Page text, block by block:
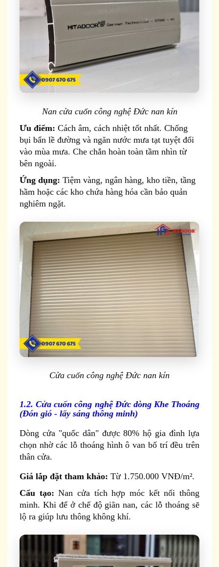
Nan cửa cuốn công nghệ Đức nan kín
Ưu điểm: Cách âm, cách nhiệt tốt nhất. Chống
bụi bẩn lề đường và ngăn nước mưa tạt tuyệt đối
vào mùa mưa. Che chắn hoàn toàn tầm nhìn từ
bên ngoài.
Ứng dụng: Tiệm vàng, ngân hàng, kho tiền, tầng
hầm hoặc các kho chứa hàng hóa cần bảo quản
nghiêm ngặt.
Cửa cuốn công nghệ Đức nan kín
1.2. Cửa cuốn công nghệ Đức dòng Khe Thoáng
(Đón gió - lấy sáng thông minh)
Dòng cửa "quốc dân" được 80% hộ gia đình lựa
chọn nhờ các lỗ thoáng hình ô van bố trí đều trên
thân cửa.
Giá lắp đặt tham khảo: Từ 1.750.000 VNĐ/m².
Cấu tạo: Nan cửa tích hợp móc kết nối thông
minh. Khi để ở chế độ giãn nan, các lỗ thoáng sẽ
lộ ra giúp lưu thông không khí.